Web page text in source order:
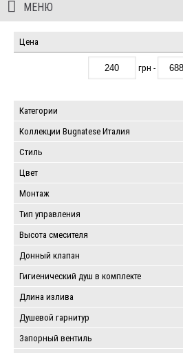
МЕНЮ
Цена
грн -
Категории
Коллекции Bugnatese Италия
Стиль
Цвет
Монтаж
Тип управления
Высота смесителя
Донный клапан
Гигиенический душ в комплекте
Длина излива
Душевой гарнитур
Запорный вентиль